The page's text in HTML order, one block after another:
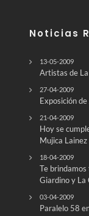
Noticias
13-05-2009
Artistas de
27-04-2009
Exposición
21-04-2009
Hoy se
Mujica Lainez
18-04-2009
Te
Giardino y La
03-04-2009
Paralelo 58